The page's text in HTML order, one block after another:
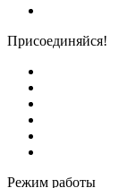
Присоединяйся!
Режим работы